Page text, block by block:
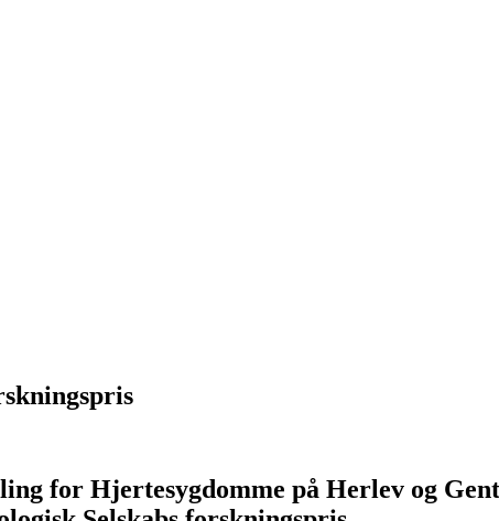
for Hjertesygdomme på Herlev og